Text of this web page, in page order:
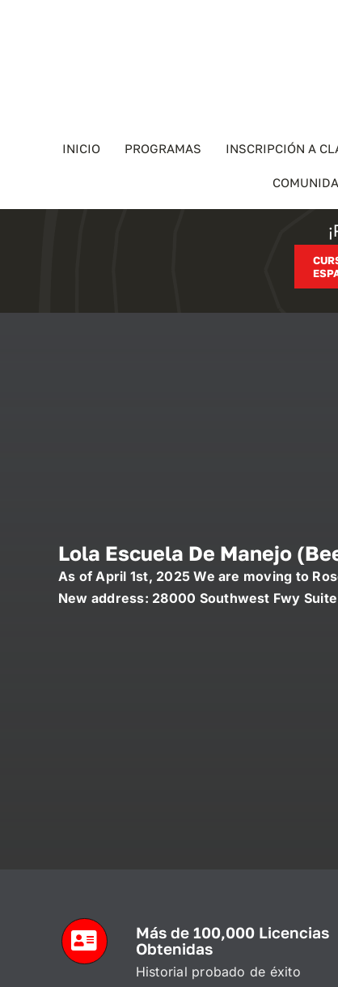
INICIO PROGRAMAS INSCRIPCIÓN A
Lola Escuela De Manejo
As of April 1st, 2025 We are moving to
New address: 28000 Southwest Fwy
Más de 100,000 Licencias
Obtenidas
Historial probado de éxito